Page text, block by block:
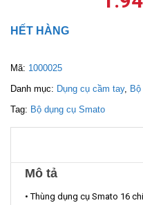
HẾT HÀNG
Mã: 1000025
Danh mục: Dụng cụ cầm tay,
Tag: Bộ dụng cụ Smato
Mô tả
• Thùng dụng cụ Smato 16